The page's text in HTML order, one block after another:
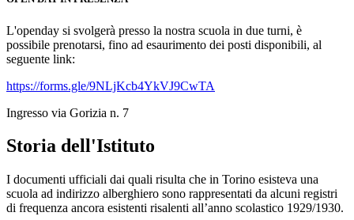
L'openday si svolgerà presso la nostra scuola in due turni, è
possibile prenotarsi, fino ad esaurimento dei posti disponibili, al
seguente link:
https://forms.gle/9NLjKcb4YkVJ9CwTA
Ingresso via Gorizia n. 7
Storia dell'Istituto
I documenti ufficiali dai quali risulta che in Torino esisteva una
scuola ad indirizzo alberghiero sono rappresentati da alcuni registri
di frequenza ancora esistenti risalenti all’anno scolastico 1929/1930.